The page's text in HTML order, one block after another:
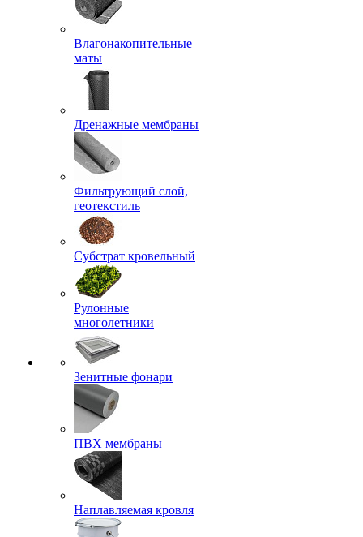
Влагонакопительные
маты
Дренажные мембраны
Фильтрующий слой,
геотекстиль
Субстрат кровельный
Рулонные
многолетники
Зенитные фонари
ПВХ мембраны
Наплавляемая кровля